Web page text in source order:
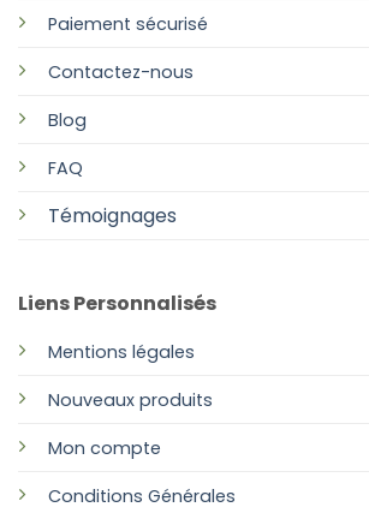
Paiement sécurisé
Contactez-nous
Blog
FAQ
Témoignages
Liens Personnalisés
Mentions légales
Nouveaux produits
Mon compte
Conditions Générales